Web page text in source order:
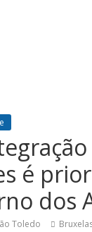
é
dos
Toledo